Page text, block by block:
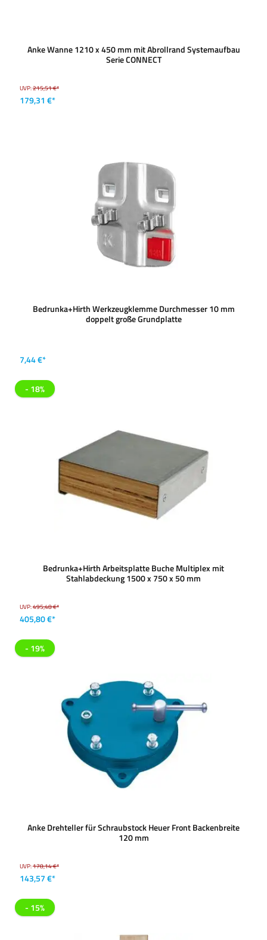
Anke Wanne 1210 x 450 mm mit Abrollrand Systemaufbau
Serie CONNECT
UVP:215,51 €*
179,31 €*
Bedrunka+Hirth Werkzeugklemme Durchmesser 10 mm
doppelt große Grundplatte
7,44 €*
- 18%
Bedrunka+Hirth Arbeitsplatte Buche Multiplex mit
Stahlabdeckung 1500 x 750 x 50 mm
UVP:495,48 €*
405,80 €*
- 19%
Anke Drehteller für Schraubstock Heuer Front Backenbreite
120 mm
UVP:178,14 €*
143,57 €*
- 15%